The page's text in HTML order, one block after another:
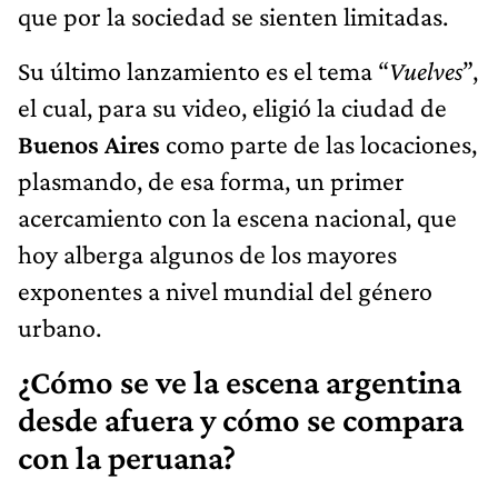
que por la sociedad se sienten limitadas.
Su último lanzamiento es el tema “Vuelves”,
el cual, para su video, eligió la ciudad de
Buenos Aires como parte de las locaciones,
plasmando, de esa forma, un primer
acercamiento con la escena nacional, que
hoy alberga algunos de los mayores
exponentes a nivel mundial del género
urbano.
¿Cómo se ve la escena argentina
desde afuera y cómo se compara
con la peruana?